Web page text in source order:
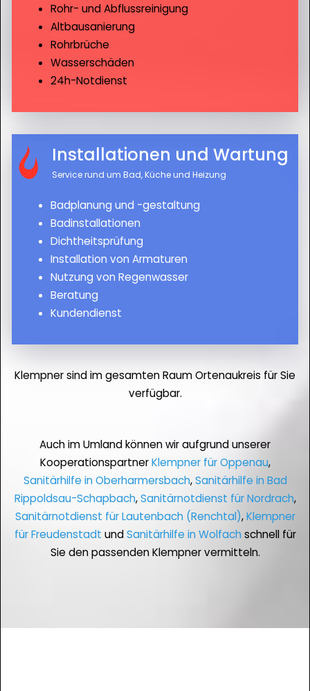
Rohr- und Abflussreinigung
Altbausanierung
Rohrbrüche
Wasserschäden
24h-Notdienst
Installationen und Wartung
Service rund um Bad, Küche und Heizung
Badplanung und -gestaltung
Badinstallationen
Dichtheitsprüfung
Installation von Armaturen
Nutzung von Regenwasser
Beratung
Kundendienst
Klempner sind im gesamten Raum Ortenaukreis für Sie
verfügbar.
Auch im Umland können wir aufgrund unserer
KooperationspartnerKlempner für Oppenau,
Sanitärhilfe in Oberharmersbach,Sanitärhilfe in Bad
Rippoldsau-Schapbach,Sanitärnotdienst für Nordrach,
Sanitärnotdienst für Lautenbach (Renchtal),Klempner
für Freudenstadt undSanitärhilfe in Wolfach schnell für
Sie den passenden Klempner vermitteln.